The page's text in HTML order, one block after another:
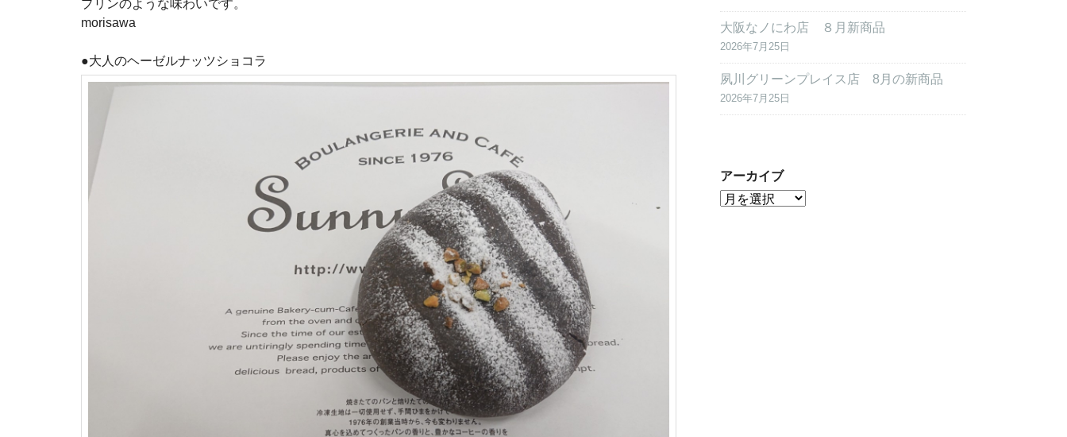
プリンのような味わいです。
morisawa
●大人のヘーゼルナッツショコラ
大阪なノにわ店 ８月新商品
2026年7月25日
夙川グリーンプレイス店 8月の新商品
2026年7月25日
アーカイブ